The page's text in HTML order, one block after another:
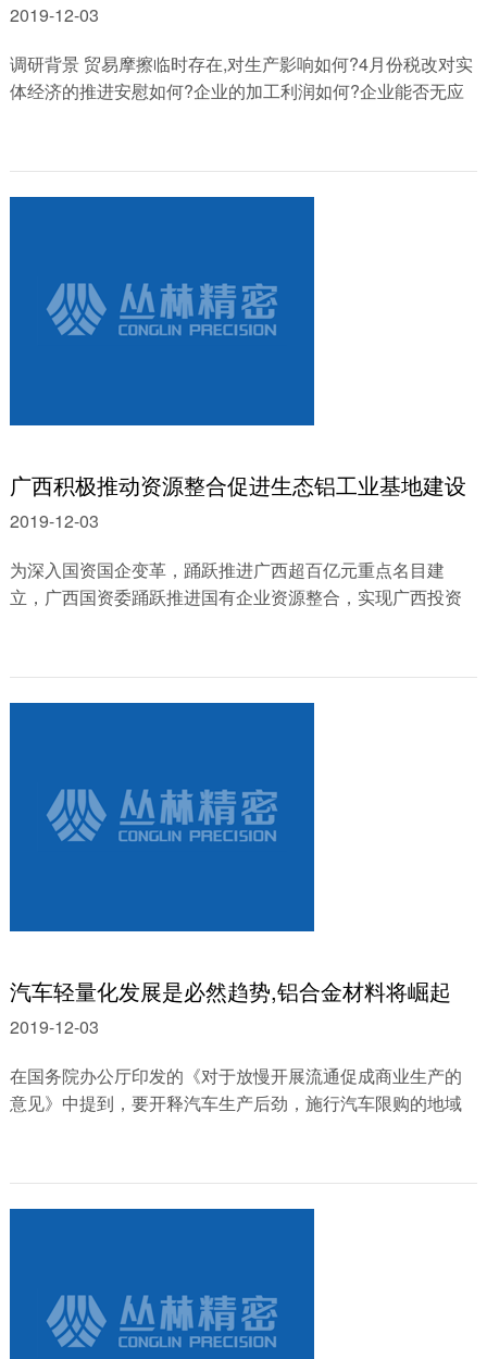
2019-12-03
调研背景 贸易摩擦临时存在,对生产影响如何?4月份税改对实
体经济的推进安慰如何?企业的加工利润如何?企业能否无应
广西积极推动资源整合促进生态铝工业基地建设
2019-12-03
为深入国资国企变革，踊跃推进广西超百亿元重点名目建
立，广西国资委踊跃推进国有企业资源整合，实现广西投资
汽车轻量化发展是必然趋势,铝合金材料将崛起
2019-12-03
在国务院办公厅印发的《对于放慢开展流通促成商业生产的
意见》中提到，要开释汽车生产后劲，施行汽车限购的地域